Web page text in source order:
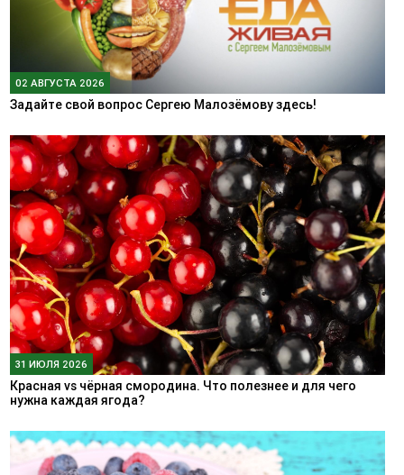
02 АВГУСТА 2026
Задайте свой вопрос Сергею Малозёмову здесь!
31 ИЮЛЯ 2026
Красная vs чёрная смородина. Что полезнее и для чего
нужна каждая ягода?